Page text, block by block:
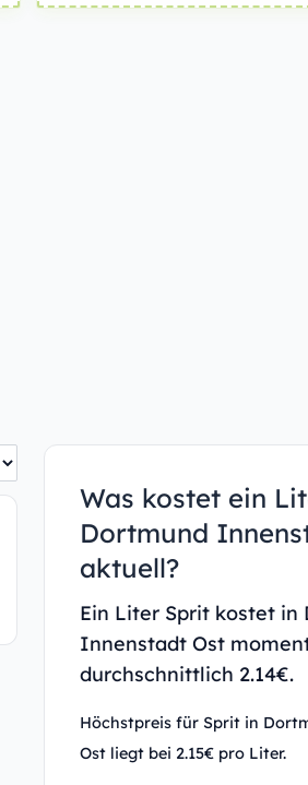
Was kostet ein
Dortmund
aktuell?
Ein Liter Sprit kostet in
Innenstadt Ost
durchschnittlich 2.14€.
Höchstpreis für Sprit in
Ost liegt bei 2.15€ pro Liter.